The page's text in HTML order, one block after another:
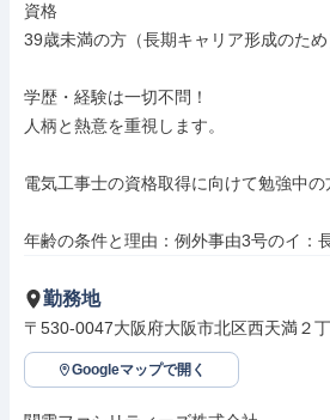
資格
39歳未満の方（長期キャリア形成のため
学歴・経験は一切不問！
人柄と熱意を重視します。
電気工事士の資格取得に向けて勉強中の
年齢の条件と理由：例外事由3号のイ：
勤務地
〒530-0047大阪府大阪市北区西天満２
Googleマップで開く